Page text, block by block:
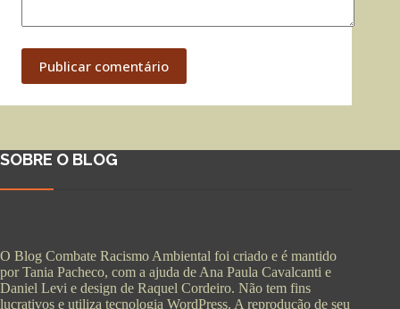
Publicar comentário
SOBRE O BLOG
O Blog Combate Racismo Ambiental foi criado e é mantido
por Tania Pacheco, com a ajuda de Ana Paula Cavalcanti e
Daniel Levi e design de Raquel Cordeiro. Não tem fins
lucrativos e utiliza tecnologia WordPress. A reprodução de seu